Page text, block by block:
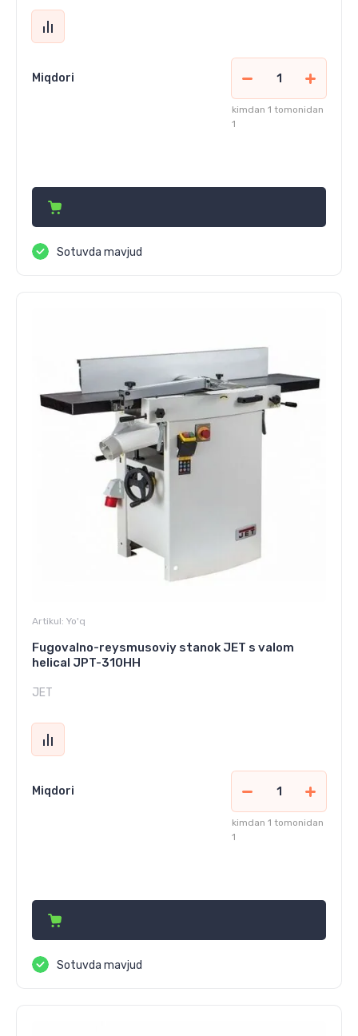
Miqdori
kimdan 1 tomonidan
1
Sotuvda mavjud
Artikul: Yo'q
Fugovalno-reysmusoviy stanok JET s valom
helical JPT-310HH
JET
Miqdori
kimdan 1 tomonidan
1
Sotuvda mavjud